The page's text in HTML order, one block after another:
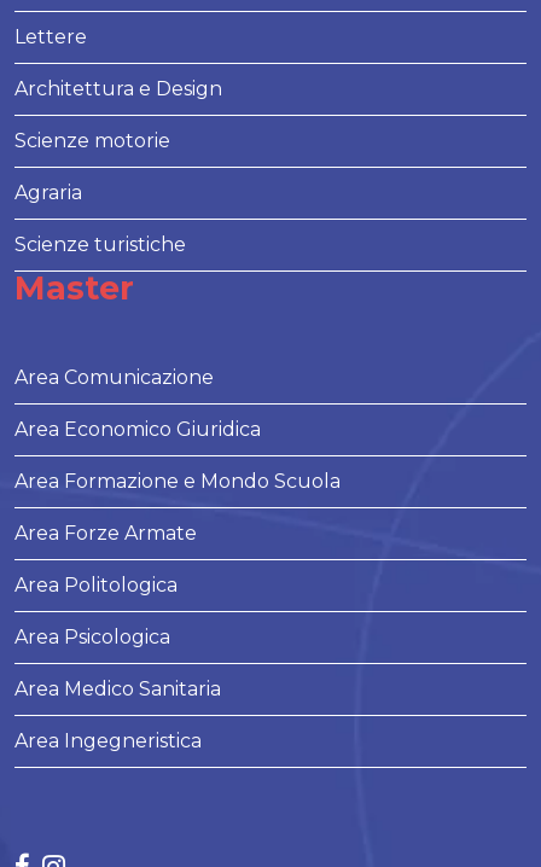
Lettere
Architettura e Design
Scienze motorie
Agraria
Scienze turistiche
Master
Area Comunicazione
Area Economico Giuridica
Area Formazione e Mondo Scuola
Area Forze Armate
Area Politologica
Area Psicologica
Area Medico Sanitaria
Area Ingegneristica